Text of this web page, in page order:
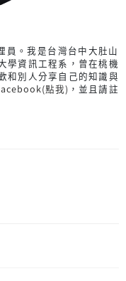
員。我是台灣台中大肚山
學資訊工程系，曾在桃機
和別人分享自己的知識與
點我) ，並且請註